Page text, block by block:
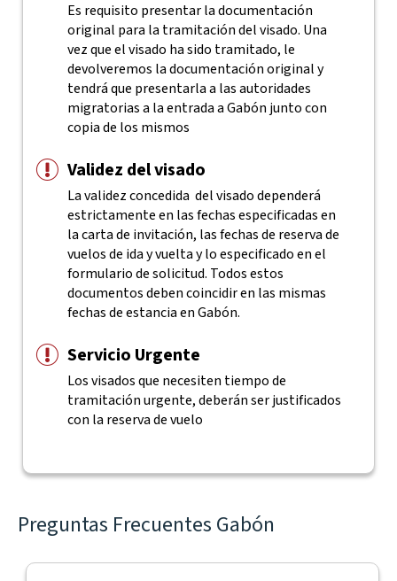
Es requisito presentar la documentación
original para la tramitación del visado. Una
vez que el visado ha sido tramitado, le
devolveremos la documentación original y
tendrá que presentarla a las autoridades
migratorias a la entrada a Gabón junto con
copia de los mismos
Validez del visado
La validez concedida del visado dependerá
estrictamente en las fechas especificadas en
la carta de invitación, las fechas de reserva de
vuelos de ida y vuelta y lo especificado en el
formulario de solicitud. Todos estos
documentos deben coincidir en las mismas
fechas de estancia en Gabón.
Servicio Urgente
Los visados que necesiten tiempo de
tramitación urgente, deberán ser justificados
con la reserva de vuelo
Preguntas Frecuentes Gabón